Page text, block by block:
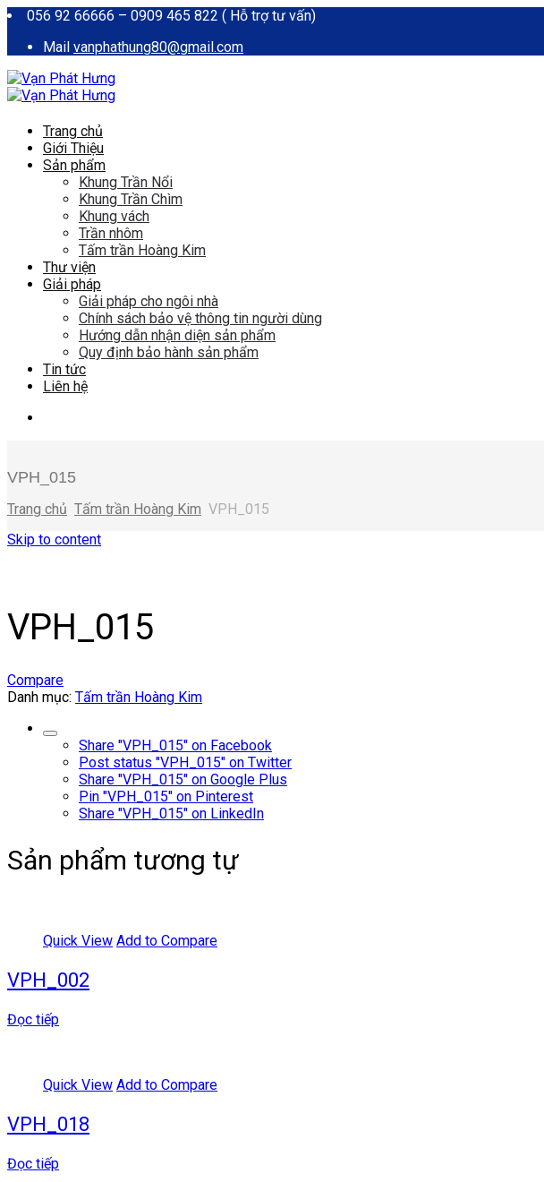
056 92 66666 – 0909 465 822 ( Hỗ trợ tư vấn)
Mail vanphathung80@gmail.com
Trang chủ
Giới Thiệu
Sản phẩm
Khung Trần Nổi
Khung Trần Chìm
Khung vách
Trần nhôm
Tấm trần Hoàng Kim
Thư viện
Giải pháp
Giải pháp cho ngôi nhà
Chính sách bảo vệ thông tin người dùng
Hướng dẫn nhận diện sản phẩm
Quy định bảo hành sản phẩm
Tin tức
Liên hệ
VPH_015
Trang chủ Tấm trần Hoàng Kim VPH_015
Skip to content
VPH_015
Compare
Danh mục: Tấm trần Hoàng Kim
Share "VPH_015" on Facebook
Post status "VPH_015" on Twitter
Share "VPH_015" on Google Plus
Pin "VPH_015" on Pinterest
Share "VPH_015" on LinkedIn
Sản phẩm tương tự
Quick View Add to Compare
VPH_002
Đọc tiếp
Quick View Add to Compare
VPH_018
Đọc tiếp